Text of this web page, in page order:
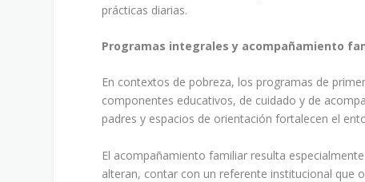
prácticas diarias.
Programas integrales y acompañamiento
En contextos de pobreza, los programas de
componentes educativos, de cuidado y de
padres y espacios de orientación fortalecen el
El acompañamiento familiar resulta
alteran, contar con un referente institucional que